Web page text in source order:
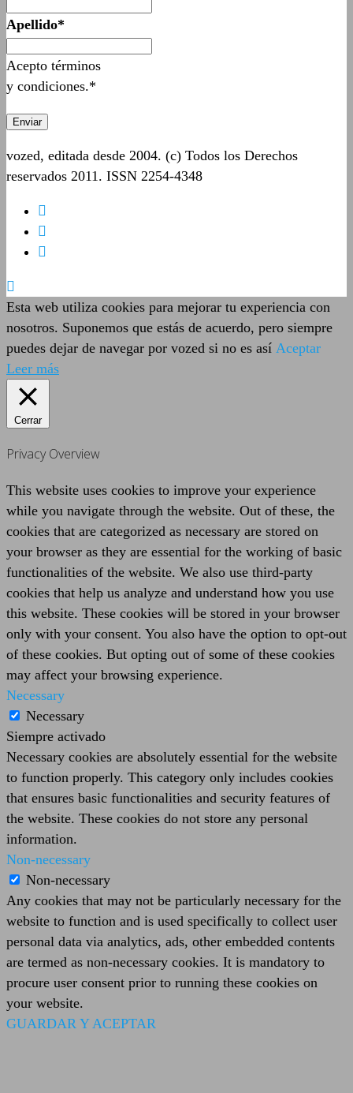
Apellido*
Acepto términos
y condiciones.*
vozed, editada desde 2004. (c) Todos los Derechos
reservados 2011. ISSN 2254-4348
Esta web utiliza cookies para mejorar tu experiencia con
nosotros. Suponemos que estás de acuerdo, pero siempre
puedes dejar de navegar por vozed si no es así Aceptar
Leer más
Cerrar
Privacy Overview
This website uses cookies to improve your experience
while you navigate through the website. Out of these, the
cookies that are categorized as necessary are stored on
your browser as they are essential for the working of basic
functionalities of the website. We also use third-party
cookies that help us analyze and understand how you use
this website. These cookies will be stored in your browser
only with your consent. You also have the option to opt-out
of these cookies. But opting out of some of these cookies
may affect your browsing experience.
Necessary
Necessary
Siempre activado
Necessary cookies are absolutely essential for the website
to function properly. This category only includes cookies
that ensures basic functionalities and security features of
the website. These cookies do not store any personal
information.
Non-necessary
Non-necessary
Any cookies that may not be particularly necessary for the
website to function and is used specifically to collect user
personal data via analytics, ads, other embedded contents
are termed as non-necessary cookies. It is mandatory to
procure user consent prior to running these cookies on
your website.
GUARDAR Y ACEPTAR